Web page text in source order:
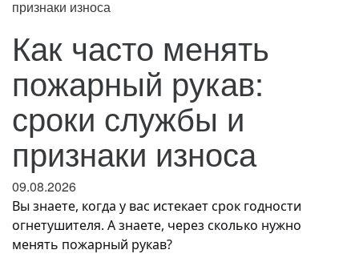
Как часто менять
пожарный рукав:
сроки службы и
признаки износа
09.08.2026
Вы знаете, когда у вас истекает срок годности
огнетушителя. А знаете, через сколько нужно
менять пожарный рукав?